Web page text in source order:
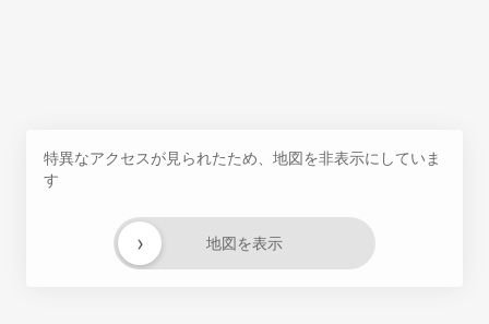
特異なアクセスが見られたため、地図を非表示にしていま
す
地図を表示
›